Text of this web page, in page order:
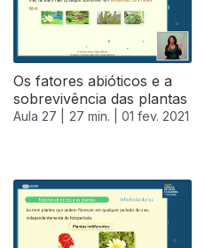
Os fatores abióticos e a
sobrevivência das plantas
Aula 27 | 27 min. | 01 fev. 2021